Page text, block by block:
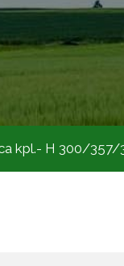
kpl.- H 300/